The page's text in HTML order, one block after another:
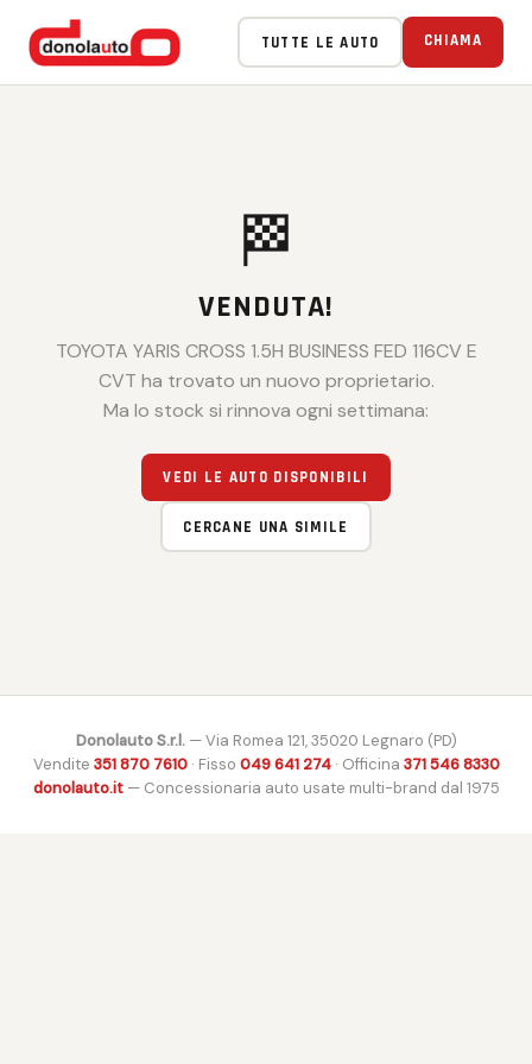
TUTTE LE AUTO CHIAMA
🏁
VENDUTA!
TOYOTA YARIS CROSS 1.5H BUSINESS FED 116CV E
CVT ha trovato un nuovo proprietario.
Ma lo stock si rinnova ogni settimana:
VEDI LE AUTO DISPONIBILI
CERCANE UNA SIMILE
Donolauto S.r.l.— Via Romea 121, 35020 Legnaro (PD)
Vendite 351 870 7610· Fisso 049 641 274· Officina 371 546 8330
donolauto.it— Concessionaria auto usate multi-brand dal 1975